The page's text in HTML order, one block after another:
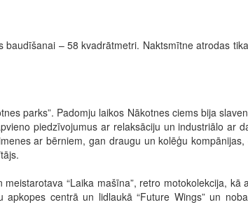
– 58 kvadrātmetri. Naktsmītne atrodas
parks”. Padomju laikos Nākotnes ciems bija
piedzīvojumus ar relaksāciju un industriālo ar
ar bērniem, gan draugu un kolēģu kompānijas,
“Laika mašīna”, retro motokolekcija, kā
centrā un lidlaukā “Future Wings” un